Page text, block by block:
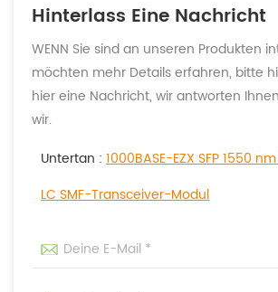
Hinterlass Eine Nachricht
WENN Sie sind an unseren Produkten
möchten mehr Details erfahren, bitte
hier eine Nachricht, wir antworten
wir.
Untertan : 1000BASE-EZX SFP 1550
LC SMF-Transceiver-Modul